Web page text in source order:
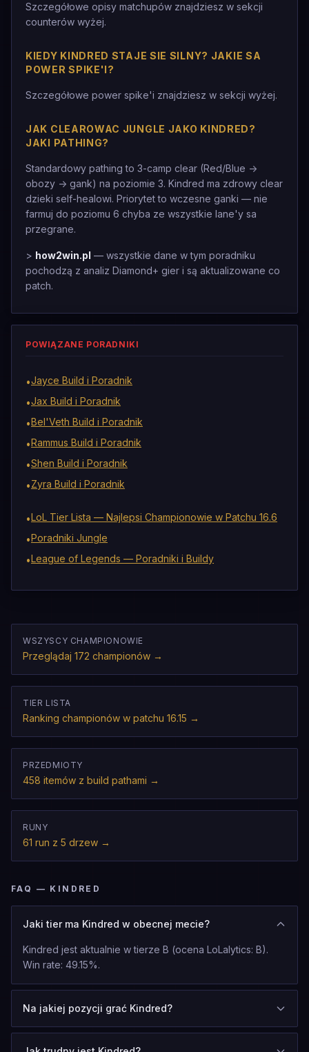
Szczegółowe opisy matchupów znajdziesz w sekcji
counterów wyżej.
KIEDY KINDRED STAJE SIE SILNY? JAKIE SA
POWER SPIKE'I?
Szczegółowe power spike'i znajdziesz w sekcji wyżej.
JAK CLEAROWAC JUNGLE JAKO KINDRED?
JAKI PATHING?
Standardowy pathing to 3-camp clear (Red/Blue ->
obozy -> gank) na poziomie 3. Kindred ma zdrowy clear
dzieki self-healowi. Priorytet to wczesne ganki — nie
farmuj do poziomu 6 chyba ze wszystkie lane'y sa
przegrane.
> how2win.pl — wszystkie dane w tym poradniku
pochodzą z analiz Diamond+ gier i są aktualizowane co
patch.
POWIĄZANE PORADNIKI
•Jayce Build i Poradnik
•Jax Build i Poradnik
•Bel'Veth Build i Poradnik
•Rammus Build i Poradnik
•Shen Build i Poradnik
•Zyra Build i Poradnik
•LoL Tier Lista — Najlepsi Championowie w Patchu 16.6
•Poradniki Jungle
•League of Legends — Poradniki i Buildy
WSZYSCY CHAMPIONOWIE
Przeglądaj 172 championów →
TIER LISTA
Ranking championów w patchu 16.15 →
PRZEDMIOTY
458 itemów z build pathami →
RUNY
61 run z 5 drzew →
FAQ — KINDRED
Jaki tier ma Kindred w obecnej mecie?
Kindred jest aktualnie w tierze B (ocena LoLalytics: B).
Win rate: 49.15%.
Na jakiej pozycji grać Kindred?